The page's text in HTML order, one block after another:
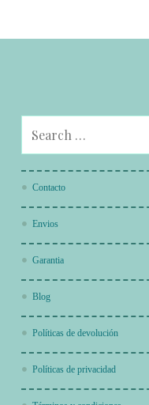
Contacto
Envios
Garantia
Blog
Políticas de devolución
Políticas de privacidad